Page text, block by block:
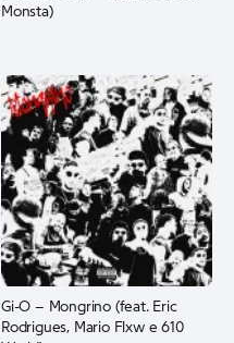
Monsta)
Gi-O – Mongrino (feat. Eric
Rodrigues, Mario Flxw e 610